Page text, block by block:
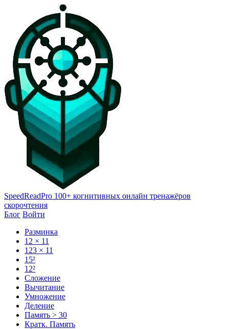
SpeedReadPro 100+ когнитивных онлайн тренажёров
скорочтения
Блог Войти
Разминка
12 × 11
123 × 11
15²
12²
Сложение
Вычитание
Умножение
Деление
Память > 30
Кратк. Память